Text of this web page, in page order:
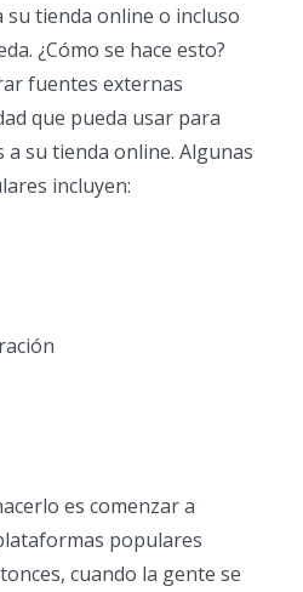
tienda online o incluso
¿Cómo se hace esto?
fuentes externas
que pueda usar para
su tienda online. Algunas
incluyen:
es comenzar a
populares
cuando la gente se